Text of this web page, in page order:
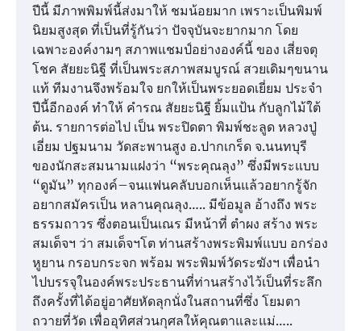
ปีนี้ มีภาพพิมพ์นี้ส่งมาให้ ชมน้อยมาก เพราะเป็นพิมพ์
นิยมสูงสุด ที่เป็นที่รู้กันว่า ปัจจุบันจะยากมาก โดย
เฉพาะองค์งามๆ สภาพแชมป์อย่างองค์นี้ ของ เสี่ยจตุ
โชค สัยยะนิฐี ที่เป็นพระสภาพสมบูรณ์ สวยเดิมๆขนาน
แท้ ทีมงานจึงพร้อมใจ ยกให้เป็นพระยอดเยี่ยม ประจำ
ปีนี้อีกองค์ ทำให้ คำรณ สัยยะนิฐี ยิ้มแป้น กับลูกไม้ใต้
ต้น. รายการต่อไป เป็น พระปิดตา พิมพ์ชะลูด หลวงปู่
เอี่ยม ปฐมนาม วัดสะพานสูง อ.ปากเกร็ด จ.นนทบุรี
ของนักสะสมนามแฝงว่า “พระคุณลุง” ซึ่งมีพระแบบ
“ดูมัน” ทุกองค์–จนแฟนคลับบอกเห็นแล้วอยากรู้จัก
อยากสมัครเป็น หลานคุณลุง….. มีข้อมูล อ้างถึง พระ
ธรรมถาวร ซึ่งตอนเป็นเณร มีหน้าที่ ตำผง สร้าง พระ
สมเด็จฯ ว่า สมเด็จฯโต ท่านสร้างพระพิมพ์แบบ อกร่อง
หูยาน กรอบกระจก พร้อม พระพิมพ์วัดระฆังฯ เพื่อนำ
ไปบรรจุในองค์พระประธานที่ท่านสร้างไว้เป็นที่ระลึก
ถึงครั้งที่ได้อยู่อาศัยหัดลุกนั่งในสถานที่ซึ่ง โยมตา
ถวายที่วัด เพื่ออุทิศส่วนกุศลให้คุณตาและแม่…..